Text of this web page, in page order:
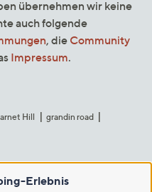
übernehmen wir keine
auch folgende
, die Community
Impressum.
Hill
grandin road
Erlebnis